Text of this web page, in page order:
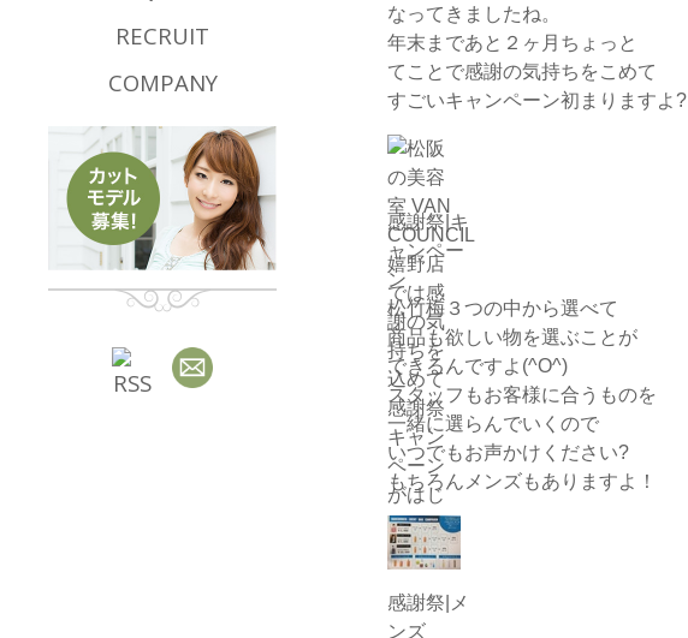
なってきましたね。
年末まであと２ヶ月ちょっと
てことで感謝の気持ちをこめて
すごいキャンペーン初まりますよ?
感謝祭|キ
ャンペー
ン
松竹梅３つの中から選べて
商品も欲しい物を選ぶことが
できるんですよ(^O^)
スタッフもお客様に合うものを
一緒に選らんでいくので
いつでもお声かけください?
もちろんメンズもありますよ！
感謝祭|メ
ンズ
RECRUIT
COMPANY